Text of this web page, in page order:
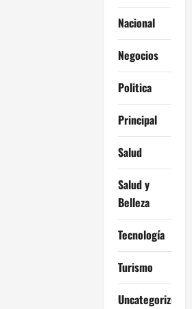
Nacional
Negocios
Politica
Principal
Salud
Salud y
Belleza
Tecnología
Turismo
Uncategorized